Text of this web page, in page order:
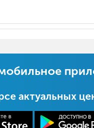
актуальных